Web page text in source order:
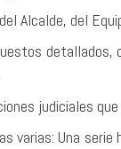
Alcalde, del
detallados,
judiciales
varias: Una serie